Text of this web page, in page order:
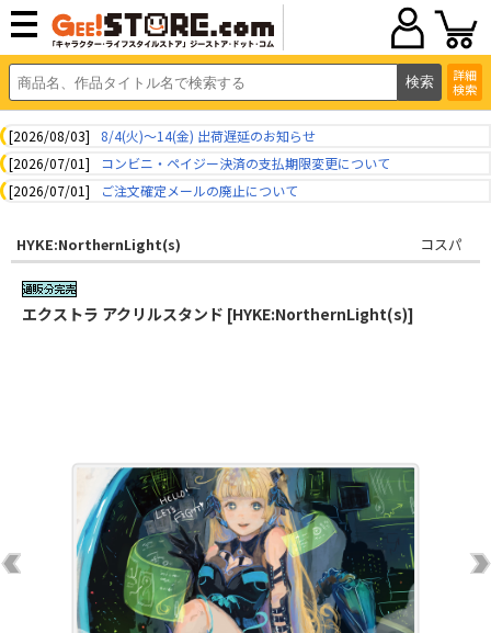
詳細
検索
[2026/08/03]
8/4(火)～14(金) 出荷遅延のお知らせ
[2026/07/01]
コンビニ・ペイジー決済の支払期限変更について
[2026/07/01]
ご注文確定メールの廃止について
HYKE:NorthernLight(s) コスパ
エクストラ アクリルスタンド [HYKE:NorthernLight(s)]